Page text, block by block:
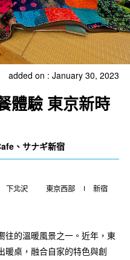
added on : January 30, 2023
體驗 東京新時
、サナギ新宿
下北沢 東京西部 新宿
往的溫暖風景之一。近年，東
暖桌，融合自家的特色與創